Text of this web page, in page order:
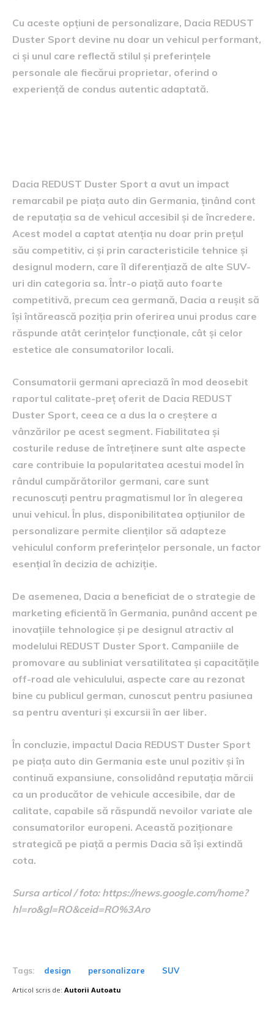
Cu aceste opțiuni de personalizare, Dacia REDUST
Duster Sport devine nu doar un vehicul performant,
ci și unul care reflectă stilul și preferințele
personale ale fiecărui proprietar, oferind o
experiență de condus autentic adaptată.
Dacia REDUST Duster Sport a avut un impact
remarcabil pe piața auto din Germania, ținând cont
de reputația sa de vehicul accesibil și de încredere.
Acest model a captat atenția nu doar prin prețul
său competitiv, ci și prin caracteristicile tehnice și
designul modern, care îl diferențiază de alte SUV-
uri din categoria sa. Într-o piață auto foarte
competitivă, precum cea germană, Dacia a reușit să
își întărească poziția prin oferirea unui produs care
răspunde atât cerințelor funcționale, cât și celor
estetice ale consumatorilor locali.
Consumatorii germani apreciază în mod deosebit
raportul calitate-preț oferit de Dacia REDUST
Duster Sport, ceea ce a dus la o creștere a
vânzărilor pe acest segment. Fiabilitatea și
costurile reduse de întreținere sunt alte aspecte
care contribuie la popularitatea acestui model în
rândul cumpărătorilor germani, care sunt
recunoscuți pentru pragmatismul lor în alegerea
unui vehicul. În plus, disponibilitatea opțiunilor de
personalizare permite clienților să adapteze
vehiculul conform preferințelor personale, un factor
esențial în decizia de achiziție.
De asemenea, Dacia a beneficiat de o strategie de
marketing eficientă în Germania, punând accent pe
inovațiile tehnologice și pe designul atractiv al
modelului REDUST Duster Sport. Campaniile de
promovare au subliniat versatilitatea și capacitățile
off-road ale vehiculului, aspecte care au rezonat
bine cu publicul german, cunoscut pentru pasiunea
sa pentru aventuri și excursii în aer liber.
În concluzie, impactul Dacia REDUST Duster Sport
pe piața auto din Germania este unul pozitiv și în
continuă expansiune, consolidând reputația mărcii
ca un producător de vehicule accesibile, dar de
calitate, capabile să răspundă nevoilor variate ale
consumatorilor europeni. Această poziționare
strategică pe piață a permis Dacia să își extindă
cota.
Sursa articol / foto: https://news.google.com/home?
hl=ro&gl=RO&ceid=RO%3Aro
Tags: design personalizare SUV
Articol scris de: Autorii Autoatu